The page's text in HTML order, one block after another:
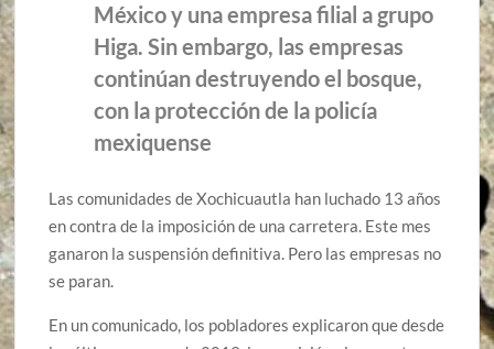
México y una empresa filial a grupo
Higa. Sin embargo, las empresas
continúan destruyendo el bosque,
con la protección de la policía
mexiquense
Las comunidades de Xochicuautla han luchado 13 años
en contra de la imposición de una carretera. Este mes
ganaron la suspensión definitiva. Pero las empresas no
se paran.
En un comunicado, los pobladores explicaron que desde